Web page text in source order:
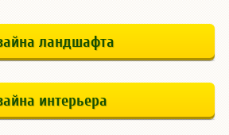
ландшафта
интерьера